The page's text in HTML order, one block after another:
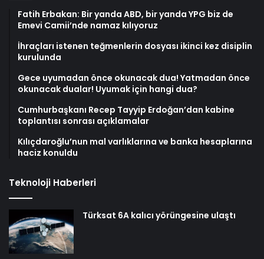
Fatih Erbakan: Bir yanda ABD, bir yanda YPG biz de
Emevi Camii’nde namaz kılıyoruz
İhraçları istenen teğmenlerin dosyası ikinci kez disiplin
kurulunda
Gece uyumadan önce okunacak dua! Yatmadan önce
okunacak dualar! Uyumak için hangi dua?
Cumhurbaşkanı Recep Tayyip Erdoğan’dan kabine
toplantısı sonrası açıklamalar
Kılıçdaroğlu’nun mal varlıklarına ve banka hesaplarına
haciz konuldu
Teknoloji Haberleri
Türksat 6A kalıcı yörüngesine ulaştı